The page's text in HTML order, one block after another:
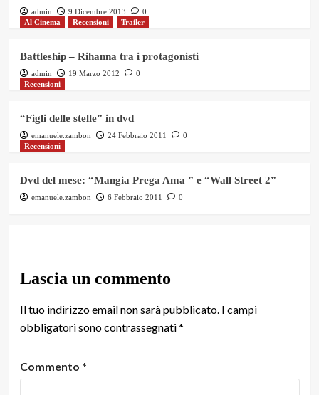
admin 9 Dicembre 2013
0
Al Cinema
Recensioni Trailer
Battleship – Rihanna tra i protagonisti
admin 19 Marzo 2012
0
Recensioni
“Figli delle stelle” in dvd
emanuele.zambon 24 Febbraio 2011
0
Recensioni
Dvd del mese: “Mangia Prega Ama ” e “Wall Street 2”
emanuele.zambon 6 Febbraio 2011 0
Lascia un commento
Il tuo indirizzo email non sarà pubblicato. I campi
obbligatori sono contrassegnati*
Commento *